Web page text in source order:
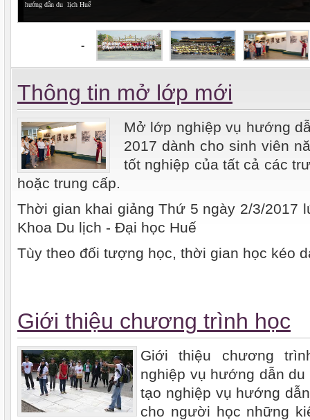
hướng dẫn du lịch Huế
-
Thông tin mở lớp mới
Mở lớp nghiệp vụ hướng
2017 dành cho sinh viên
tốt nghiệp của tất cả các
hoặc trung cấp.
Thời gian khai giảng Thứ 5 ngày 2/3/2017
Khoa Du lịch - Đại học Huế
Tùy theo đối tượng học, thời gian học kéo
Giới thiệu chương trình học
Giới thiệu chương
nghiệp vụ hướng dẫn
tạo nghiệp vụ hướng
cho người học những